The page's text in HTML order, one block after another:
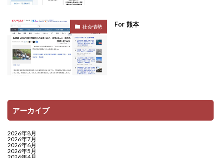
社会情勢 For 熊本
アーカイブ
2026年8月
2026年7月
2026年6月
2026年5月